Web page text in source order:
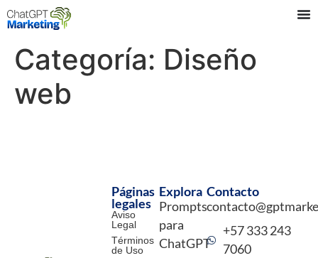
Categoría: Diseño
web
Explora
Prompts
para
ChatGPT
Páginas
legales
Aviso
Legal
Términos
de Uso
Contacto
+57 333 243
7060